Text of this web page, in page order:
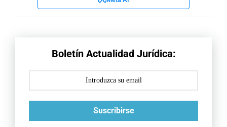
Boletín Actualidad Jurídica:
Suscribirse